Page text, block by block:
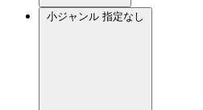
小ジャンル 指定なし